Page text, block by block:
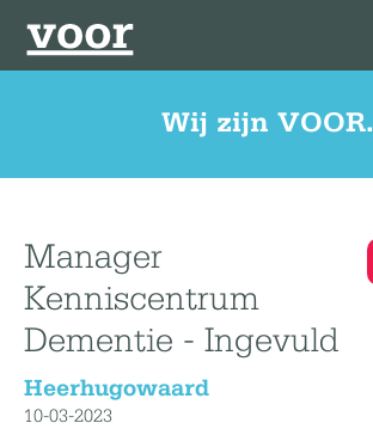
Wij zijn VOOR.
Manager
Kenniscentrum
Dementie - Ingevuld
Heerhugowaard
10-03-2023